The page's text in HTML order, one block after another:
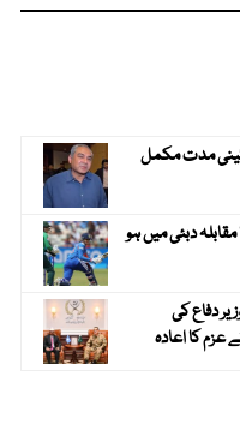
مدت مکمل
کا مقابلہ دبئی میں ہو
دفاع کی
عزم کا اعادہ